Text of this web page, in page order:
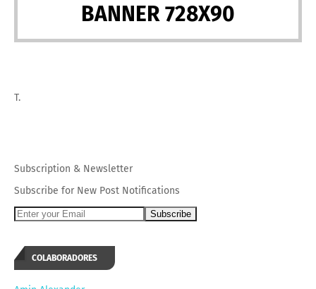
BANNER 728X90
T.
Subscription & Newsletter
Subscribe for New Post Notifications
COLABORADORES